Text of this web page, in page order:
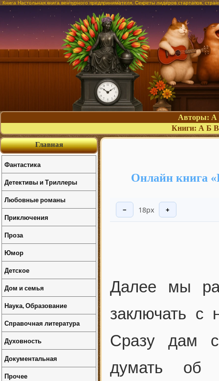
Книга Настольная книга венчурного предпринимателя. Секреты лидеров стартапов,
Авторы: А
Книги: А Б В
Онлайн книга
− 18px +
Далее мы
заключать с
Сразу дам
думать об
Главная
Фантастика
Детективы и Триллеры
Любовные романы
Приключения
Проза
Юмор
Детское
Дом и семья
Наука, Образование
Справочная литература
Духовность
Документальная
Прочее